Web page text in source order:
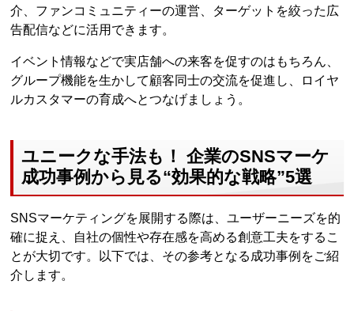
介、ファンコミュニティーの運営、ターゲットを絞った広
告配信などに活用できます。
イベント情報などで実店舗への来客を促すのはもちろん、
グループ機能を生かして顧客同士の交流を促進し、ロイヤ
ルカスタマーの育成へとつなげましょう。
ユニークな手法も！ 企業のSNSマーケ
成功事例から見る“効果的な戦略”5選
SNSマーケティングを展開する際は、ユーザーニーズを的
確に捉え、自社の個性や存在感を高める創意工夫をするこ
とが大切です。以下では、その参考となる成功事例をご紹
介します。